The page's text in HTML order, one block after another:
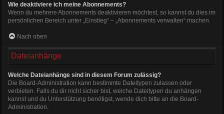
Wie deaktiviere ich meine Abonnements?
Wenn du mehrere Abonnements deaktivieren möchtest, so kannst du dies im
persönlichen Bereich unter „Einstieg“ – „Abonnements verwalten“ machen.
Nach oben
Dateianhänge
Welche Dateianhänge sind in diesem Forum zulässig?
Die Board-Administration kann bestimmte Dateitypen zulassen oder
verbieten. Falls du dir nicht sicher bist, welche Dateitypen du anhängen
kannst und du Unterstützung benötigst, wende dich bitte an die Board-
Administration.